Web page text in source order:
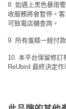
8. 如遇上黑色暴雨
收服務將會暫停。
可致電店舖查詢。
9. 所有蛋糕一經付
10. 本平台保留修訂
ReUbird 最終決定作